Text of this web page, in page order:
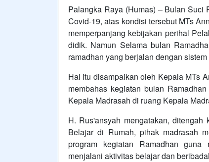
Palangka Raya (Humas) – Bulan Suci
Covid-19, atas kondisi tersebut MTs
memperpanjang kebijakan perihal
didik. Namun Selama bulan
ramadhan yang berjalan dengan sistem
Hal itu disampaikan oleh Kepala MTs
membahas kegiatan bulan
Kepala Madrasah di ruang Kepala
H. Rus'ansyah mengatakan,
Belajar di Rumah, pihak madrasah
program kegiatan Ramadhan
menjalani aktivitas belajar dan